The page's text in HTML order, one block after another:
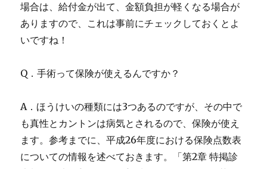
場合は、給付金が出て、金額負担が軽くなる場合が
ありますので、これは事前にチェックしておくとよ
いですね！
Q．手術って保険が使えるんですか？
A． ほうけいの種類には3つあるのですが、その中で
も真性とカントンは病気とされるので、保険が使え
ます。参考までに、平成26年度における保険点数表
についての情報を述べておきます。「第2章 特掲診